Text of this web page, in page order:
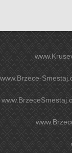
www.Brzece-